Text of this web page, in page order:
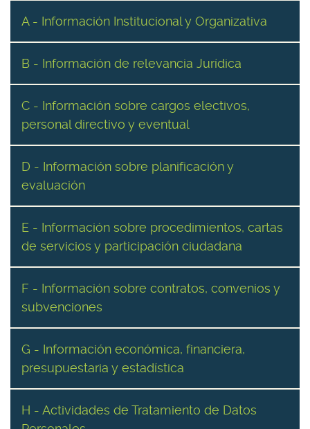
A - Información Institucional y Organizativa
B - Información de relevancia Jurídica
C - Información sobre cargos electivos,
personal directivo y eventual
D - Información sobre planificación y
evaluación
E - Información sobre procedimientos, cartas
de servicios y participación ciudadana
F - Información sobre contratos, convenios y
subvenciones
G - Información económica, financiera,
presupuestaria y estadística
H - Actividades de Tratamiento de Datos